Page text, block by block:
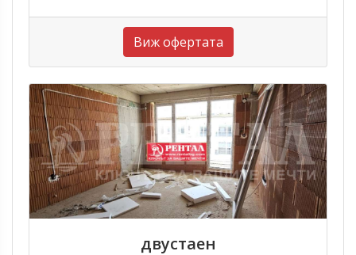
Виж офертата
двустаен